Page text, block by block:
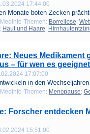
17:44:00
Monate boten Zecken
Themen: Borreliose;
; Haut und Haare;
Neues Medikament
– für wen es
17:07:00
in den
Themen: Menopause;
Forscher entdecken
15:51:00